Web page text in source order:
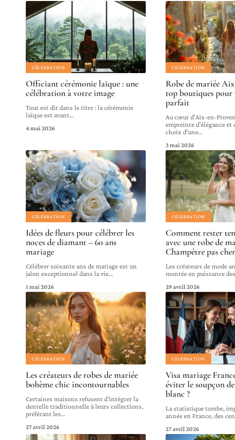
CÉLÉBRATION
Officiant cérémonie laïque : une
célébration à votre image
Tout est dit dans le titre : la cérémonie
laïque est avant…
4 mai 2026
CÉLÉBRATION
Robe de mariée
top boutiques
parfait
Au cœur d'Aix-en-
empreinte d'élégance et
choix d'une…
3 mai 2026
CÉLÉBRATION
Idées de fleurs pour célébrer les
noces de diamant – 60 ans
mariage
Célébrer soixante ans de mariage est un
jalon exceptionnel dans la vie…
1 mai 2026
CÉLÉBRATION
Comment rester
avec une robe de
Champêtre pas
Les créateurs de mode
montée en puissance
29 avril 2026
CÉLÉBRATION
Les créateurs de robes de mariée
bohème chic incontournables
Certaines maisons refusent d’intégrer la
dentelle traditionnelle à leurs collections,
préférant les…
27 avril 2026
CÉLÉBRATION
Visa mariage
éviter le soupçon
blanc ?
La statistique tombe,
année en France, des
27 avril 2026